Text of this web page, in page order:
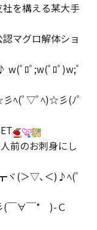
を構える某大手
マグロ解体ショ
ﾟﾛﾟ;w(ﾟﾛﾟ)w;ﾟ
ﾍ(ﾟ▽ﾟﾍ)☆彡(ﾉﾟ
前のお刺身にし
ヾ(＞▽､＜)♪ﾍ(ﾟ
(￣∀￣* )-Ｃ